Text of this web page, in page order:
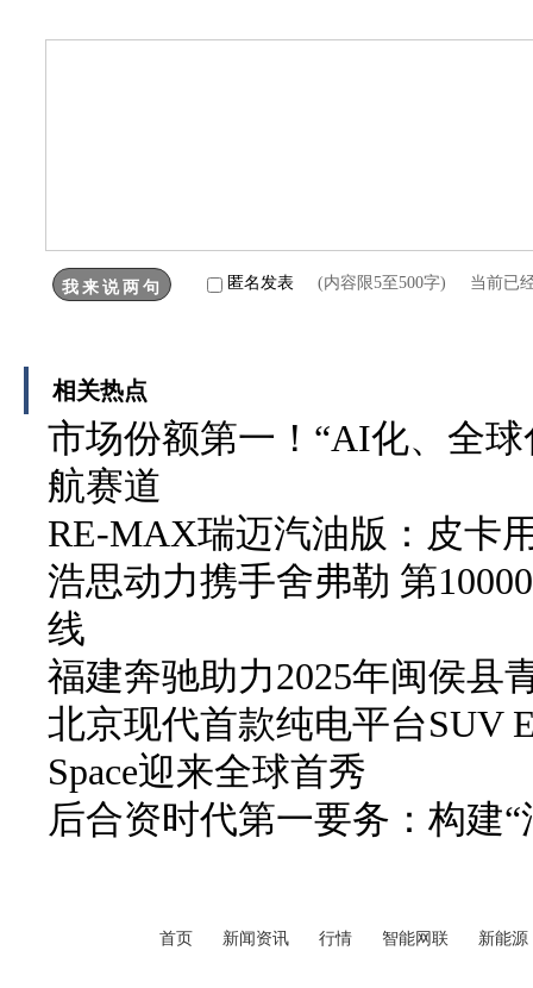
匿名发表 (内容限5至500字) 当前已
相关热点
市场份额第一！“AI化、全
航赛道
RE-MAX瑞迈汽油版：皮卡
浩思动力携手舍弗勒 第
线
福建奔驰助力2025年闽侯县
北京现代首款纯电平台SUV
Space迎来全球首秀
后合资时代第一要务：构建
首页 新闻资讯 行情 智能网联 新能源